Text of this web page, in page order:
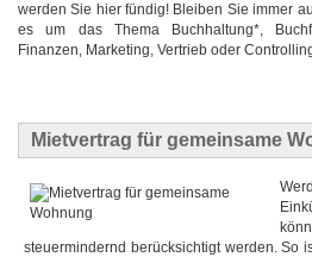
werden Sie hier fündig! Bleiben Sie immer
es um das Thema Buchhaltung*,
Finanzen, Marketing, Vertrieb oder
Mietvertrag für gemeinsame
steuermindernd berücksichtigt werden. So